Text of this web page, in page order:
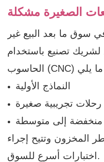
الصغيرة مشكلة
سوق ما بعد البيع غير
لشريك تصنيع باستخدام
النماذج الأولية
رحلات تجريبية صغيرة
منخفضة إلى متوسطة
المخزون وتتيح إجراء
اختبارات أسرع للسوق.